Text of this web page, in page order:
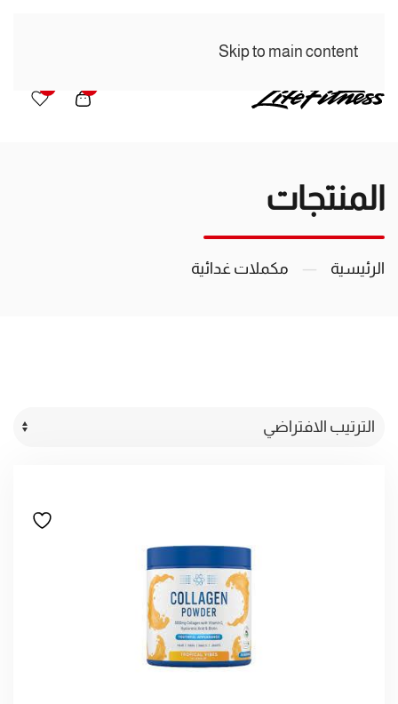
Skip to main content
المنتجات
الرئيسية مكملات غدائية